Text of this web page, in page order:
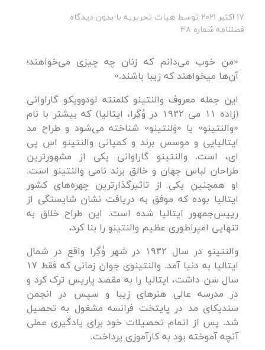
17 اکتبر 2021 توسط هیات تحریریه با بدون دیدگاه
فصلنامه شماره 48
«من خوب می‌دانم که زنان چه چیزی می‌خواهند؛
آن‌ها میخواهند که زیبا باشند.»
این جمله معروف والنتینو کلمنته لودوویکو گاراوانی
(زاده ۱۱ می ۱۹۳۲ در وُگِرا، ایتالیا) که بیشتر با نام
«والنتینو» یا «وَلنتینو» شناخته می‌شود و طراح مد
ایتالیایی و موسس برند و کمپانی والنتینو اس پی
ای، است. والنتینو گاراوانی یکی از مشهورترین
طراحان لباس جهان و خالق برند نامی والنتینو است.
او همچنین یکی از تاثیرگذارترین چهره‌های کشور
ایتالیا بوده که موفق به دریافت نشان شایستگی از
رییس‌جمهور ایتالیا شده است. این طراح خلاق به
تنهایی امپراطوری عظیم والنتینو را بنا کرد.
والنتینو در سال ۱۹۳۲ در شهر وُگِرا واقع در شمال
ایتالیا به دنیا آمد. والنتینوی جوان زمانی که فقط ۱۷
سال سن داشت، ایتالیا را به مقصد پاریس ترک کرد و
در مدرسه عالی هنرهای زیبا و سپس در انجمن
سندیکای مد در پایتخت فرانسه مشغول به تحصیل
شد. پس از اتمام تحصیلات خود برای یادگیری عملی
آنچه آموخته بود به کارآموزی پرداخت.